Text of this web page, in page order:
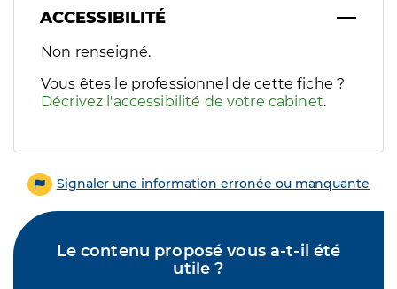
ACCESSIBILITÉ
Filtres
Sélectionnez un ou plusieurs handicaps/besoins
Non renseigné.
Vous êtes le professionnel de cette fiche ?
Décrivez l'accessibilité de votre cabinet.
Signaler une information erronée ou manquante
Le contenu proposé vous a-t-il été
utile ?